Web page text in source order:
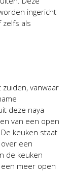
ingericht
als
vanwaar
deze naya
van een open
keuken staat
een
de keuken
meer open